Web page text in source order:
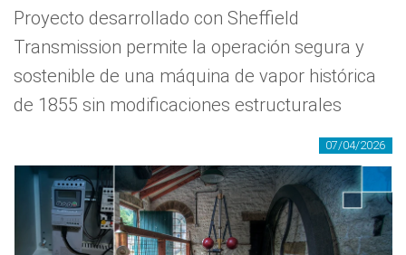
Proyecto desarrollado con Sheffield
Transmission permite la operación segura y
sostenible de una máquina de vapor histórica
de 1855 sin modificaciones estructurales
07/04/2026